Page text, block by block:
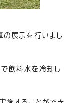
展示を行いまし
飲料水を冷却し